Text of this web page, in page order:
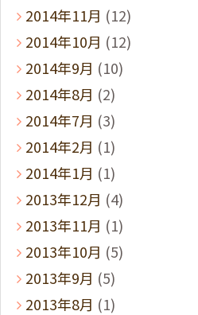
2014年11月 (12)
2014年10月 (12)
2014年9月 (10)
2014年8月 (2)
2014年7月 (3)
2014年2月 (1)
2014年1月 (1)
2013年12月 (4)
2013年11月 (1)
2013年10月 (5)
2013年9月 (5)
2013年8月 (1)